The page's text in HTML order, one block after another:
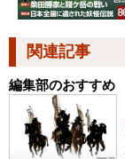
関連記事
編集部のおすすめ